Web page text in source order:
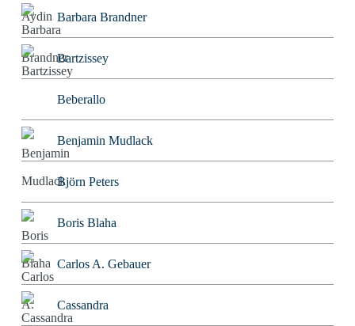
Barbara Brandner
Bartzissey
Beberallo
Benjamin Mudlack
Björn Peters
Boris Blaha
Carlos A. Gebauer
Cassandra